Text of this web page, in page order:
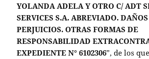
YOLANDA ADELA Y OTRO C/ ADT
SERVICES S.A. ABREVIADO.
PERJUICIOS. OTRAS FORMAS DE
RESPONSABILIDAD
EXPEDIENTE N° 6102306”, de los